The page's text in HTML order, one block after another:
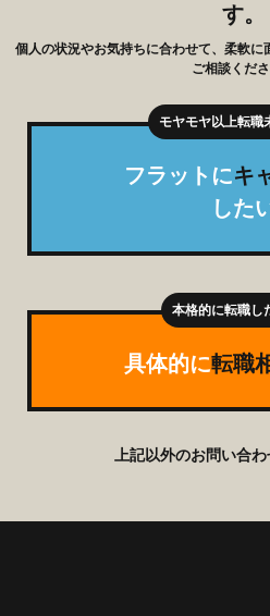
す。
個人の状況やお気持ちに合わせて、柔軟
ご相談くださ
フラットにキ
した
具体的に転職
上記以外のお問い合